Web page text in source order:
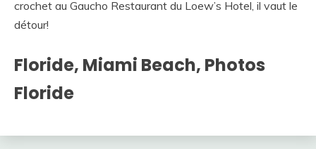
crochet au Gaucho Restaurant du Loew’s Hotel, il vaut le
détour!
Floride, Miami Beach, Photos
Floride